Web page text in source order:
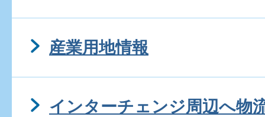
産業用地情報
インターチェンジ周辺へ物